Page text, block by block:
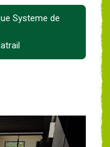
Systeme de